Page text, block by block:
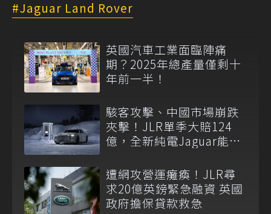
Jaguar Land Rover
英國汽車工業面臨陣痛
期？2025年總產量僅剩十
年前一半！
駭客攻擊、中國市場崩跌
夾擊！JLR單季大賠124
億，全新純電Jaguar能否
遭網攻營運癱瘓！JLR尋
求20億英鎊緊急融資 英國
政府擔保貸款救急